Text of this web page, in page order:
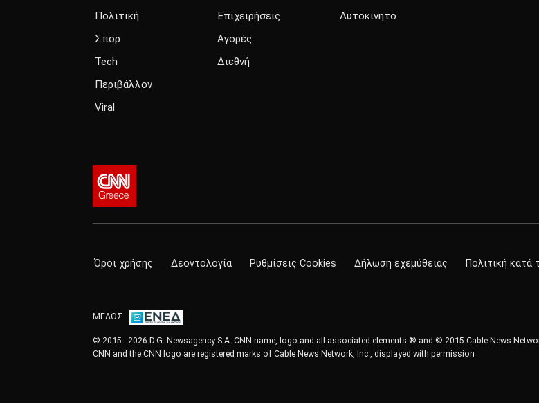
Πολιτική
Σπορ
Tech
Περιβάλλον
Viral
Επιχειρήσεις
Αγορές
Διεθνή
Αυτοκίνητο
Όροι χρήσης Δεοντολογία Ρυθμίσεις Cookies Δήλωση εχεμύθειας Πολιτική κατά
ΜΕΛΟΣ
© 2015 - 2026 D.G. Newsagency S.A. CNN name, logo and all associated elements ® and © 2015 Cable News
CNN and the CNN logo are registered marks of Cable News Network, Inc., displayed with permission